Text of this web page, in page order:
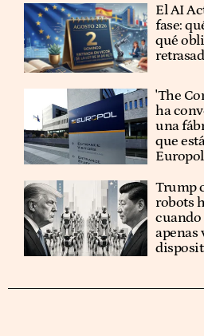
El AI
fase:
qué
'The
ha
una
que
Europol
Trump
robots
cuando
apenas